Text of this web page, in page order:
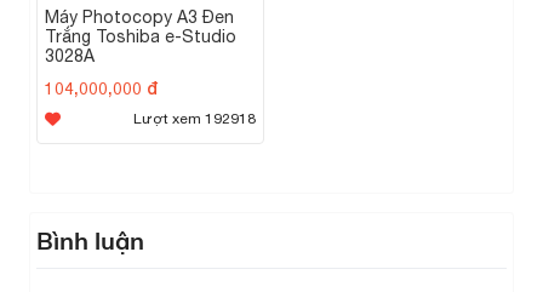
Máy Photocopy A3 Đen
Trắng Toshiba e-Studio
3028A
104,000,000 đ
Lượt xem 192918
Bình luận